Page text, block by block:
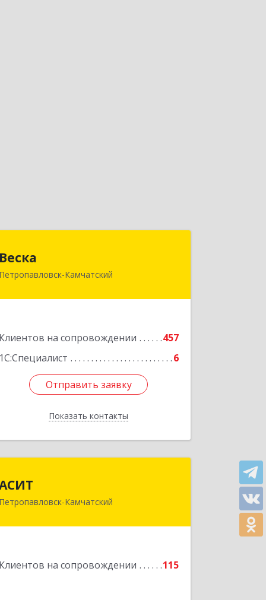
Веска
Петропавловск-Камчатский
Клиентов на сопровождении
457
1С:Специалист
6
Отправить заявку
Показать контакты
683031, Камчатский край,
Подробнее
Отправить заявку
Назад
Петропавловск-Камчатский
Клиентов на сопровождении 115
683031, Камчатский край,
Подробнее